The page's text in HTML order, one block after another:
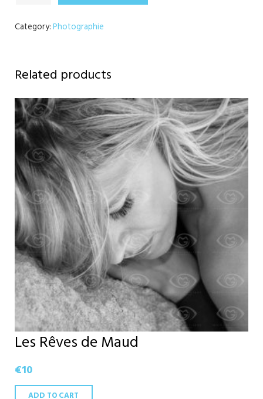
quantity
Category:Photographie
Related products
Les Rêves de Maud
€10
ADD TO CART